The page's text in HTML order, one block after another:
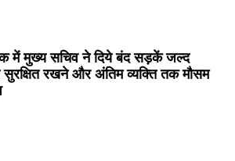
में मुख्य सचिव ने दिये बंद सड़कें जल्द
सुरक्षित रखने और अंतिम व्यक्ति तक मौसम